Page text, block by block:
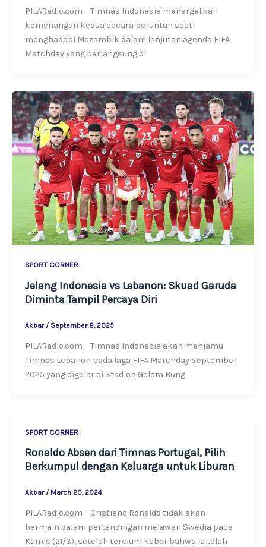
PILARadio.com – Timnas Indonesia menargetkan
kemenangan kedua secara beruntun saat
menghadapi Mozambik dalam lanjutan agenda FIFA
Matchday yang berlangsung di
SPORT CORNER
Jelang Indonesia vs Lebanon: Skuad Garuda
Diminta Tampil Percaya Diri
Akbar / September 8, 2025
PILARadio.com – Timnas Indonesia akan menjamu
Timnas Lebanon pada laga FIFA Matchday September
2025 yang digelar di Stadion Gelora Bung
SPORT CORNER
Ronaldo Absen dari Timnas Portugal, Pilih
Berkumpul dengan Keluarga untuk Liburan
Akbar / March 20, 2024
PILARadio.com – Cristiano Ronaldo tidak akan
bermain dalam pertandingan melawan Swedia pada
Kamis (21/3), setelah tercium kabar bahwa ia telah